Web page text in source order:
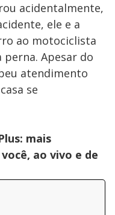
acidentalmente,
ele e a
ao motociclista
Apesar do
atendimento
se
mais
ao vivo e de